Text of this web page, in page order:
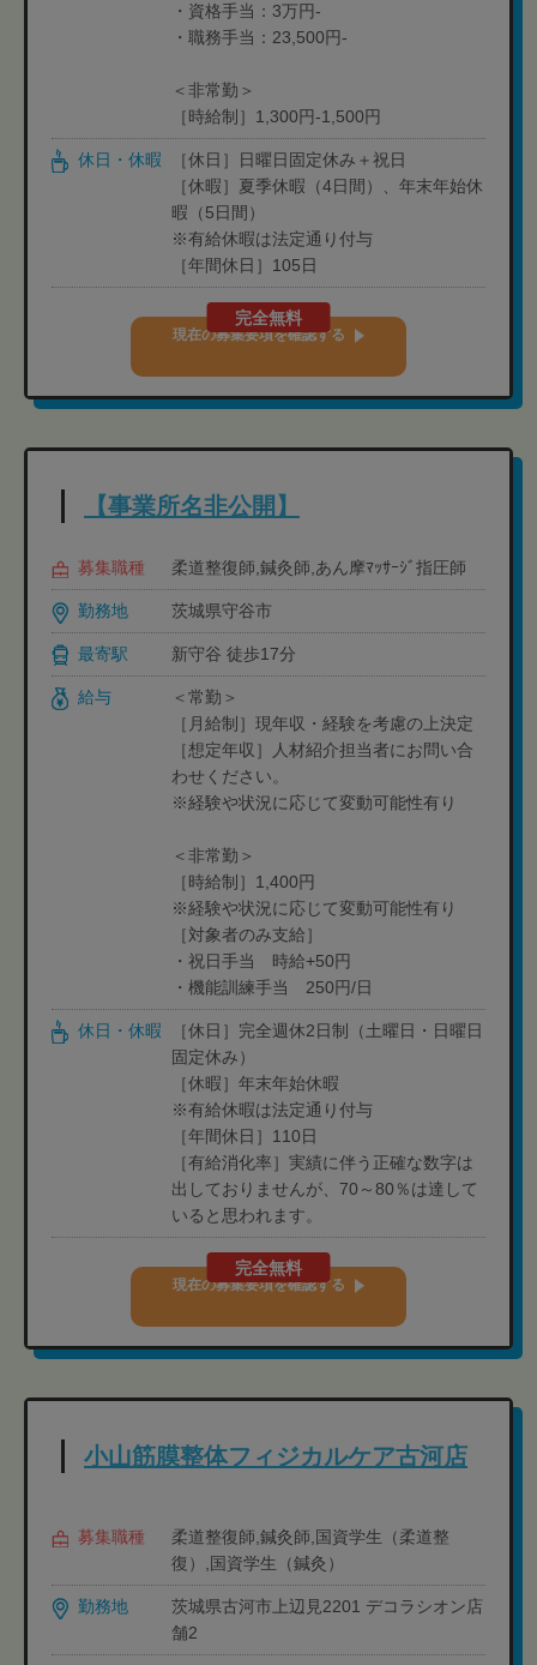
・資格手当：3万円-
・職務手当：23,500円-
＜非常勤＞
［時給制］1,300円-1,500円
休日・休暇
［休日］日曜日固定休み＋祝日
［休暇］夏季休暇（4日間）、年末年始休
暇（5日間）
※有給休暇は法定通り付与
［年間休日］105日
完全無料
現在の募集要項を確認する
【事業所名非公開】
募集職種 柔道整復師,鍼灸師,あん摩ﾏｯｻｰｼﾞ指圧師
勤務地 茨城県守谷市
最寄駅 新守谷 徒歩17分
給与
＜常勤＞
［月給制］現年収・経験を考慮の上決定
［想定年収］人材紹介担当者にお問い合
わせください。
※経験や状況に応じて変動可能性有り
＜非常勤＞
［時給制］1,400円
※経験や状況に応じて変動可能性有り
［対象者のみ支給］
・祝日手当 時給+50円
・機能訓練手当 250円/日
休日・休暇
［休日］完全週休2日制（土曜日・日曜日
固定休み）
［休暇］年末年始休暇
※有給休暇は法定通り付与
［年間休日］110日
［有給消化率］実績に伴う正確な数字は
出しておりませんが、70～80％は達して
いると思われます。
完全無料
現在の募集要項を確認する
小山筋膜整体フィジカルケア古河店
募集職種
柔道整復師,鍼灸師,国資学生（柔道整
復）,国資学生（鍼灸）
勤務地
茨城県古河市上辺見2201 デコラシオン店
舗2